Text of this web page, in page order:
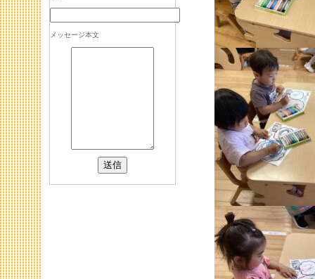
メッセージ本文